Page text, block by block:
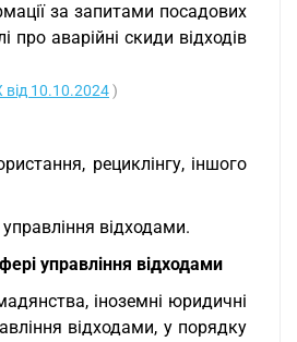
за запитами посадових
про аварійні скиди відходів
10.10.2024)
рециклінгу, іншого
відходами.
управління відходами
іноземні юридичні
відходами, у порядку